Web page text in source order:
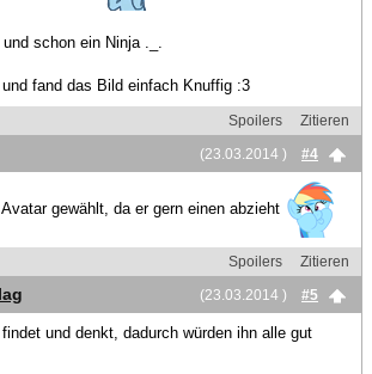
schon ein Ninja ._.
fand das Bild einfach Knuffig :3
Spoilers
Zitieren
(23.03.2014 )
#4
gewählt, da er gern einen abzieht
Spoilers
Zitieren
(23.03.2014 )
#5
und denkt, dadurch würden ihn alle gut